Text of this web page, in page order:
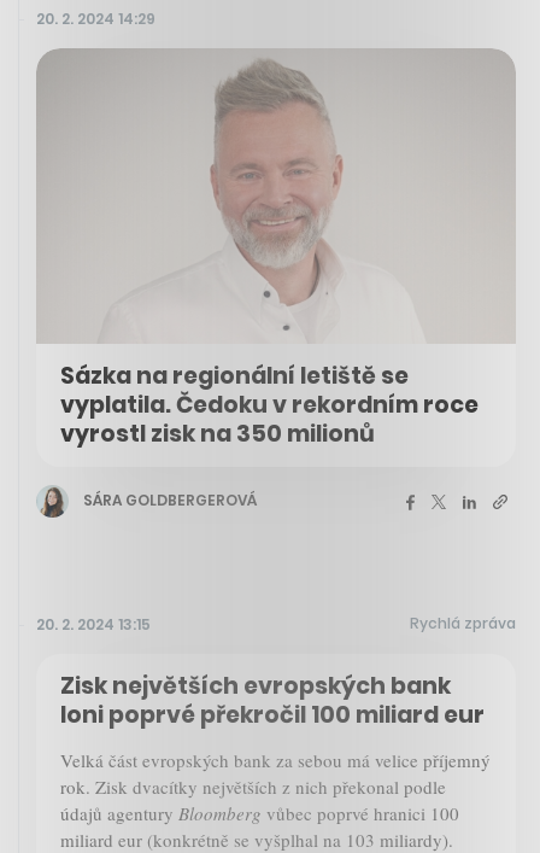
20. 2. 2024 14:29
Sázka na regionální letiště se
vyplatila. Čedoku v rekordním roce
vyrostl zisk na 350 milionů
SÁRA GOLDBERGEROVÁ
20. 2. 2024 13:15 Rychlá zpráva
Zisk největších evropských bank
loni poprvé překročil 100 miliard eur
Velká část evropských bank za sebou má velice příjemný
rok. Zisk dvacítky největších z nich překonal podle
údajů agentury Bloomberg vůbec poprvé hranici 100
miliard eur (konkrétně se vyšplhal na 103 miliardy).